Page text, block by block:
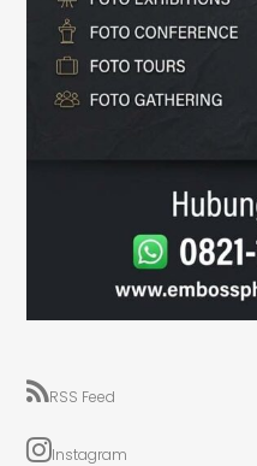
RSS Feed
Instagram